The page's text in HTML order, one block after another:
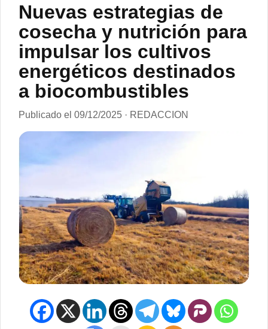
Nuevas estrategias de
cosecha y nutrición para
impulsar los cultivos
energéticos destinados
a biocombustibles
Publicado el 09/12/2025 · REDACCION